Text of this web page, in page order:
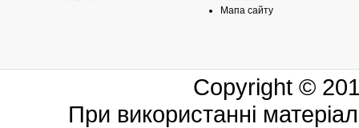
Мапа сайту
Copyright ©
При використанні